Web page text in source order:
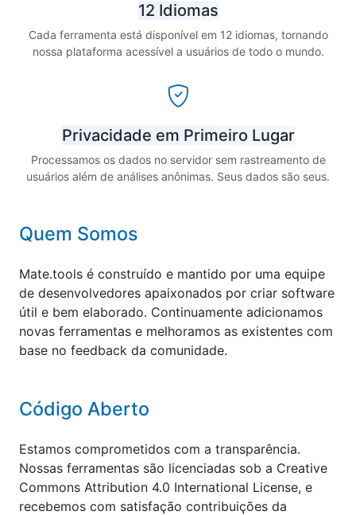
12 Idiomas
Cada ferramenta está disponível em 12 idiomas, tornando
nossa plataforma acessível a usuários de todo o mundo.
Privacidade em Primeiro Lugar
Processamos os dados no servidor sem rastreamento de
usuários além de análises anônimas. Seus dados são seus.
Quem Somos
Mate.tools é construído e mantido por uma equipe
de desenvolvedores apaixonados por criar software
útil e bem elaborado. Continuamente adicionamos
novas ferramentas e melhoramos as existentes com
base no feedback da comunidade.
Código Aberto
Estamos comprometidos com a transparência.
Nossas ferramentas são licenciadas sob a Creative
Commons Attribution 4.0 International License, e
recebemos com satisfação contribuições da